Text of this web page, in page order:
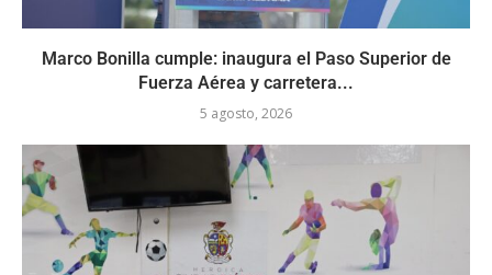
Marco Bonilla cumple: inaugura el Paso Superior de
Fuerza Aérea y carretera...
5 agosto, 2026